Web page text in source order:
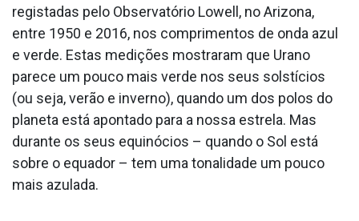
registadas pelo Observatório Lowell, no Arizona,
entre 1950 e 2016, nos comprimentos de onda azul
e verde. Estas medições mostraram que Urano
parece um pouco mais verde nos seus solstícios
(ou seja, verão e inverno), quando um dos polos do
planeta está apontado para a nossa estrela. Mas
durante os seus equinócios – quando o Sol está
sobre o equador – tem uma tonalidade um pouco
mais azulada.